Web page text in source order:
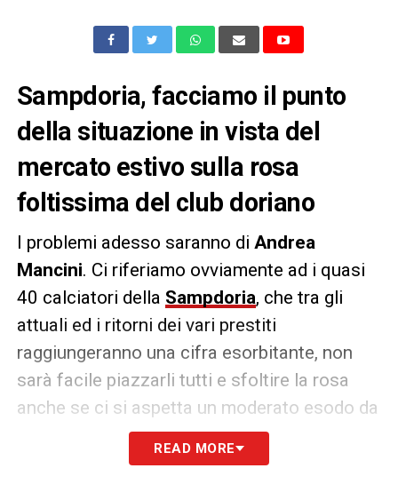
Sampdoria, facciamo il punto
della situazione in vista del
mercato estivo sulla rosa
foltissima del club doriano
I problemi adesso saranno di Andrea
Mancini. Ci riferiamo ovviamente ad i quasi
40 calciatori della Sampdoria, che tra gli
attuali ed i ritorni dei vari prestiti
raggiungeranno una cifra esorbitante, non
sarà facile piazzarli tutti e sfoltire la rosa
anche se ci si aspetta un moderato esodo da
parte dei calciatori della prima squadra, per i
quali tante squadre si faranno avanti e che il
READ MORE